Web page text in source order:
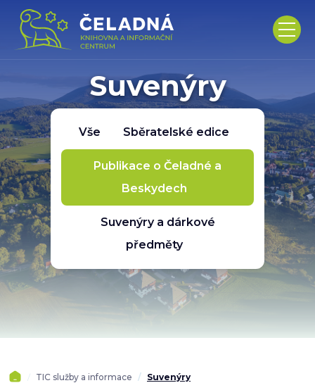
Suvenýry
Vše Sběratelské edice
Publikace o Čeladné a
Beskydech
Suvenýry a dárkové
předměty
TIC služby a informace Suvenýry